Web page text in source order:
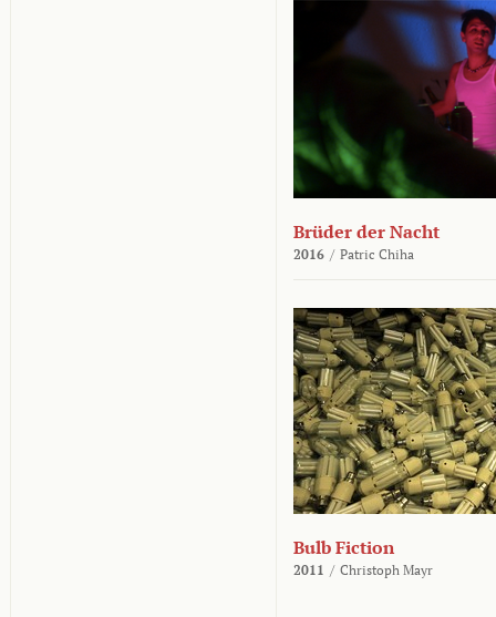
Brüder der Nacht
2016 / Patric Chiha
Bulb Fiction
2011 / Christoph Mayr